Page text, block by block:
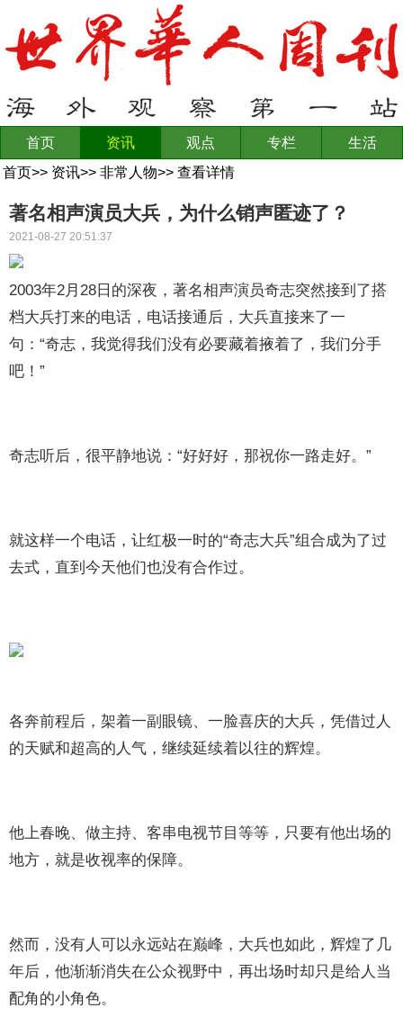
首页 资讯 观点 专栏
生活
首页>> 资讯>> 非常人物>> 查看详情
著名相声演员大兵，为什么销声匿迹了？
2021-08-27 20:51:37
2003年2月28日的深夜，著名相声演员奇志突然接到了搭
档大兵打来的电话，电话接通后，大兵直接来了一
句：“奇志，我觉得我们没有必要藏着掖着了，我们分手
吧！”
奇志听后，很平静地说：“好好好，那祝你一路走好。”
就这样一个电话，让红极一时的“奇志大兵”组合成为了过
去式，直到今天他们也没有合作过。
各奔前程后，架着一副眼镜、一脸喜庆的大兵，凭借过人
的天赋和超高的人气，继续延续着以往的辉煌。
他上春晚、做主持、客串电视节目等等，只要有他出场的
地方，就是收视率的保障。
然而，没有人可以永远站在巅峰，大兵也如此，辉煌了几
年后，他渐渐消失在公众视野中，再出场时却只是给人当
配角的小角色。